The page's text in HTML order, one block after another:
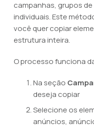
campanhas, grupos
individuais. Este
você quer copiar
estrutura inteira.
O processo funciona
Na seção
deseja copiar
Selecione os
anúncios,